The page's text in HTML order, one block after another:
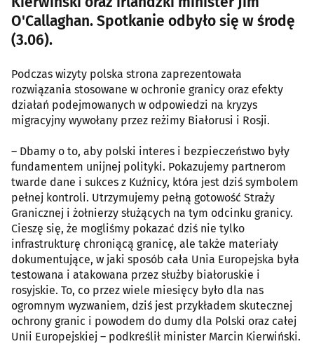
O'Callaghan. Spotkanie odbyło się w środę
(3.06).
Podczas wizyty polska strona zaprezentowała
rozwiązania stosowane w ochronie granicy oraz efekty
działań podejmowanych w odpowiedzi na kryzys
migracyjny wywołany przez reżimy Białorusi i Rosji.
– Dbamy o to, aby polski interes i bezpieczeństwo były
fundamentem unijnej polityki. Pokazujemy partnerom
twarde dane i sukces z Kuźnicy, która jest dziś symbolem
pełnej kontroli. Utrzymujemy pełną gotowość Straży
Granicznej i żołnierzy służących na tym odcinku granicy.
Cieszę się, że mogliśmy pokazać dziś nie tylko
infrastrukturę chroniącą granicę, ale także materiały
dokumentujące, w jaki sposób cała Unia Europejska była
testowana i atakowana przez służby białoruskie i
rosyjskie. To, co przez wiele miesięcy było dla nas
ogromnym wyzwaniem, dziś jest przykładem skutecznej
ochrony granic i powodem do dumy dla Polski oraz całej
Unii Europejskiej – podkreślił minister Marcin Kierwiński.